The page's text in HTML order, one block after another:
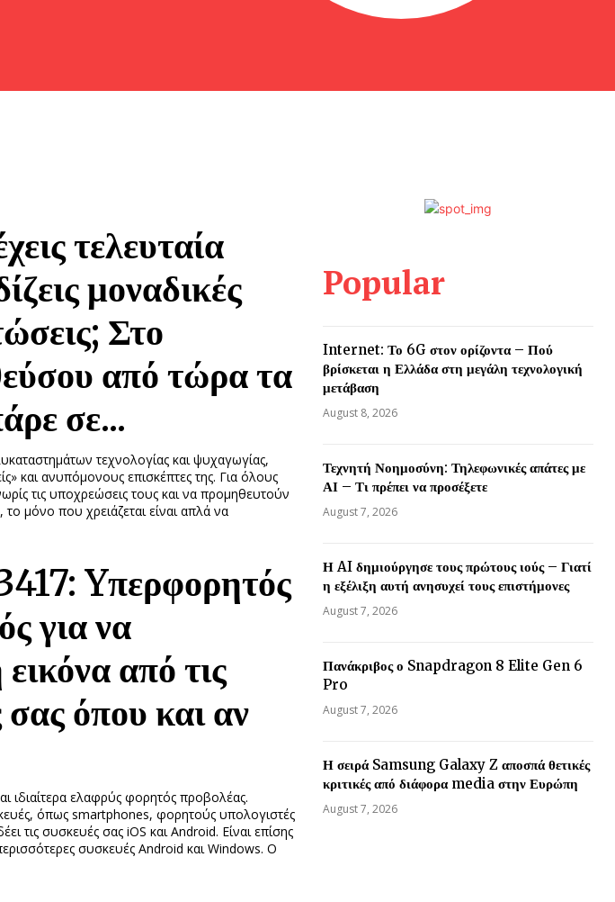
τελευταία
μοναδικές
Στο
από τώρα τα
σε...
τεχνολογίας και ψυχαγωγίας,
και ανυπόμονους επισκέπτες της. Για όλους
τις υποχρεώσεις τους και να προμηθευτούν
μόνο που χρειάζεται είναι απλά να
Yπερφορητός
για να
από τις
όπου και αν
ιδιαίτερα ελαφρύς φορητός προβολέας.
όπως smartphones, φορητούς υπολογιστές
τις συσκευές σας iOS και Android. Είναι επίσης
συσκευές Android και Windows. Ο
Popular
Internet: Το 6G στον ορίζοντα – Πού
βρίσκεται η Ελλάδα στη μεγάλη τεχνολογική
μετάβαση
August 8, 2026
Τεχνητή Νοημοσύνη: Τηλεφωνικές απάτες με
ΑΙ – Τι πρέπει να προσέξετε
August 7, 2026
Η AI δημιούργησε τους πρώτους ιούς – Γιατί
η εξέλιξη αυτή ανησυχεί τους επιστήμονες
August 7, 2026
Πανάκριβος ο Snapdragon 8 Elite Gen 6
Pro
August 7, 2026
Η σειρά Samsung Galaxy Z αποσπά θετικές
κριτικές από διάφορα media στην Ευρώπη
August 7, 2026